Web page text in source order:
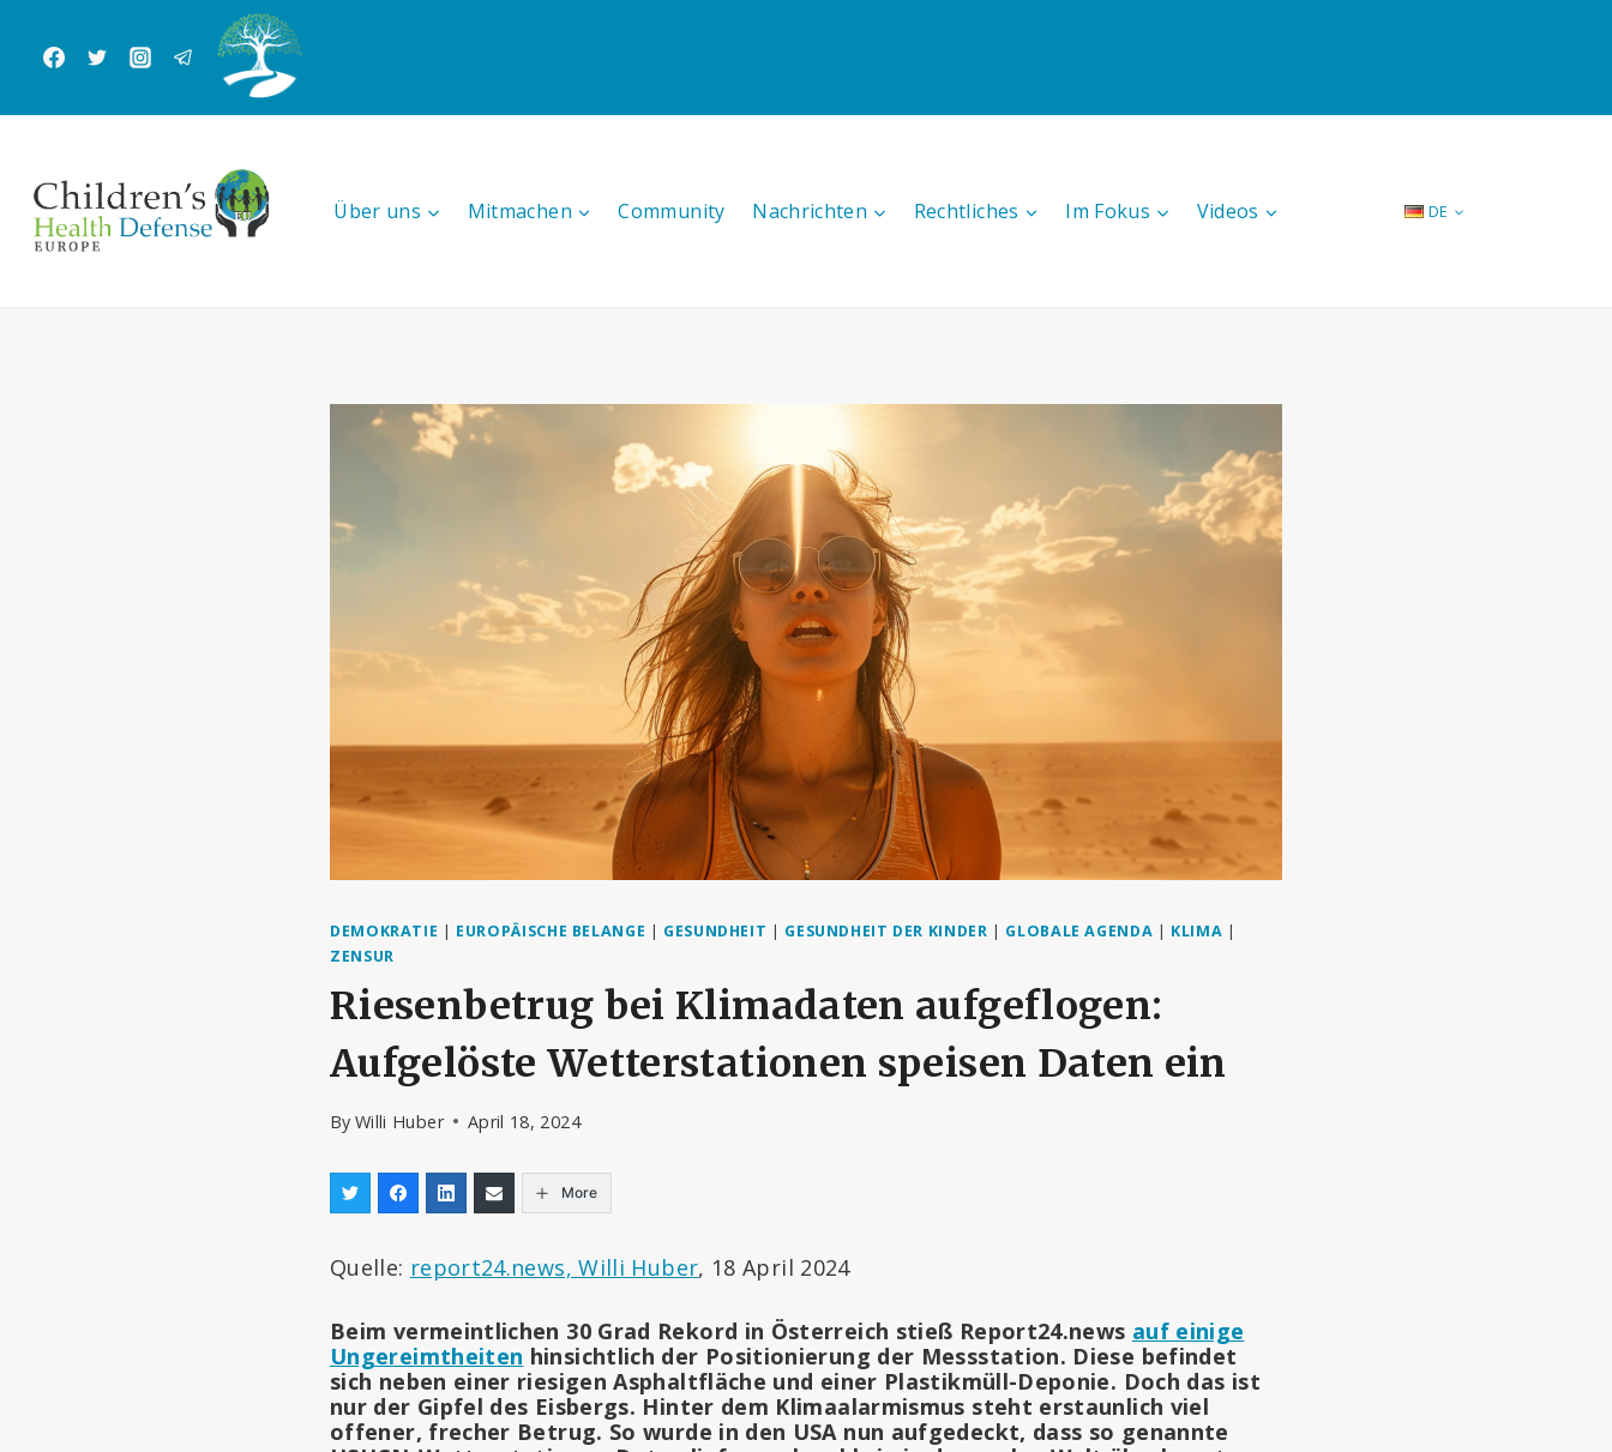
springen
Über uns Mitmachen Community Nachrichten Rechtliches Im Fokus Videos DE
DEMOKRATIE | EUROPÄISCHE BELANGE | GESUNDHEIT | GESUNDHEIT DER KINDER | GLOBALE AGENDA | KLIMA |
ZENSUR
Riesenbetrug bei Klimadaten aufgeflogen:
Aufgelöste Wetterstationen speisen Daten ein
By Willi Huber April 18, 2024
More
Quelle: report24.news, Willi Huber, 18 April 2024
Beim vermeintlichen 30 Grad Rekord in Österreich stieß Report24.news auf einige
Ungereimtheiten hinsichtlich der Positionierung der Messstation. Diese befindet
sich neben einer riesigen Asphaltfläche und einer Plastikmüll-Deponie. Doch das ist
nur der Gipfel des Eisbergs. Hinter dem Klimaalarmismus steht erstaunlich viel
offener, frecher Betrug. So wurde in den USA nun aufgedeckt, dass so genannte